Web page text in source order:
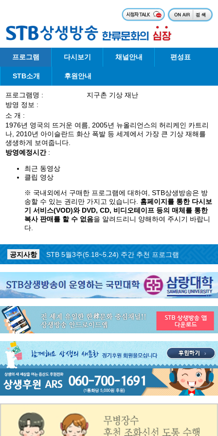
프로그램 다시보기 채널안내 편성표
STB소개 후원안내
프로그램명 :
지구촌 기상 재난
방영 정보 :
소 개 :
1976년 영국의 뜨거운 여름, 2005년 뉴올리언스의 허리케인 카트리
나, 2010년 아이슬란드 화산 폭발 등 세계에서 가장 큰 기상 재해를
생생하게 보여줍니다.
방영예정시간 :
최근 동영상
클립 영상
※ 국내외에서 구매한 프로그램에 대하여, STB상생방송은 방
송할 수 있는 권리만 가지고 있습니다. 홈페이지를 통한 다시보
기 서비스(VOD)와 DVD, CD, 비디오테이프 등의 매체를 통한
복사 판매를 할 수 없음을 알려드리니 양해하여 주시기 바랍니
다.
공지사항 ON AIR 서비스 장애 복구 안내
공지사항
STB 5월4주(5.25~5.31) 주간 추천 프로그램
공지사항
STB 5월3주(5.18~5.24) 주간 추천 프로그램
공지사항
STB 4월마지막주(4.27~5.3) 주간 추천 프로그램
STB 4월4주(4.20~4.26) 주간 추천 프로그램
공지사항
STB 4월2주(4.6~4.12) 주간 추천 프로그램
공지사항
STB 4월1주(3.30~4.5) 주간 추천 프로그램
공지사항
STB 3월4주(3.23~3.29) 주간 추천 프로그램